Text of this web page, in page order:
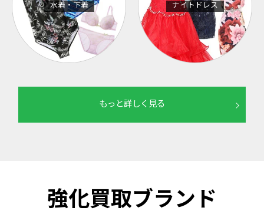
水着・下着 ナイトドレス
もっと詳しく見る
強化買取ブランド